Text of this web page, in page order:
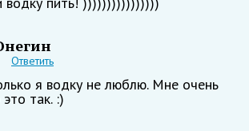
Ответить
я водку не люблю. Мне очень
так. :)